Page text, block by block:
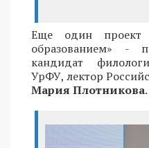
Еще один
образованием» -
кандидат
УрФУ, лектор
Мария Плотникова.